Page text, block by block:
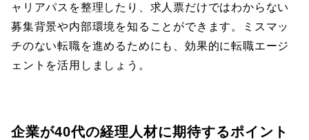
ャリアパスを整理したり、求人票だけではわからない
募集背景や内部環境を知ることができます。ミスマッ
チのない転職を進めるためにも、効果的に転職エージ
ェントを活用しましょう。
企業が40代の経理人材に期待するポイント